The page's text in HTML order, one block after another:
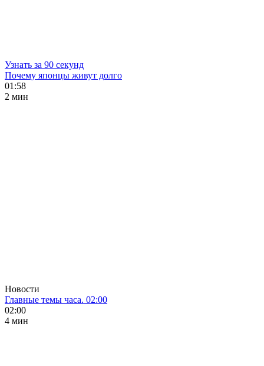
Узнать за 90 секунд
Почему японцы живут долго
01:58
2 мин
Новости
Главные темы часа. 02:00
02:00
4 мин